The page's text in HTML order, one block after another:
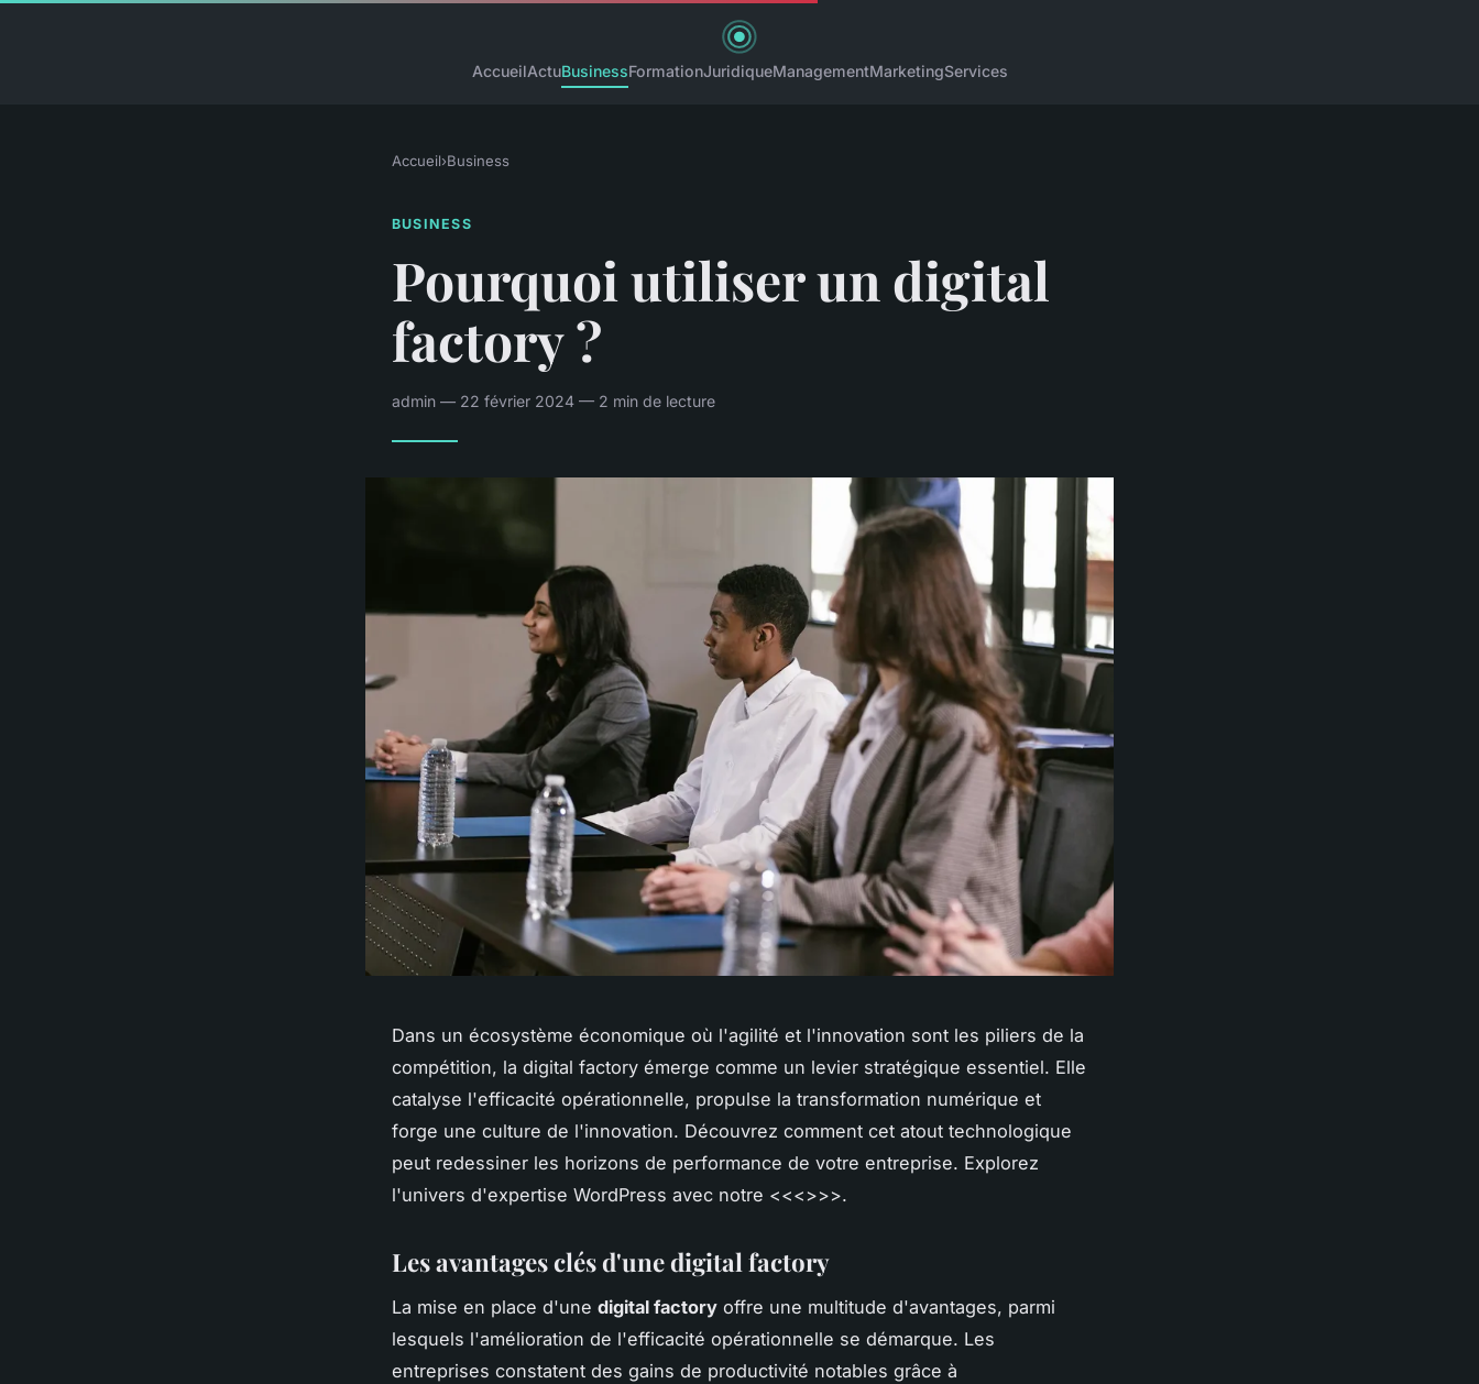
AccueilActuBusinessFormationJuridiqueManagementMarketingServices
Accueil›Business
BUSINESS
Pourquoi utiliser un digital
factory ?
admin — 22 février 2024 — 2 min de lecture
Dans un écosystème économique où l'agilité et l'innovation sont les piliers de la
compétition, la digital factory émerge comme un levier stratégique essentiel. Elle
catalyse l'efficacité opérationnelle, propulse la transformation numérique et
forge une culture de l'innovation. Découvrez comment cet atout technologique
peut redessiner les horizons de performance de votre entreprise. Explorez
l'univers d'expertise WordPress avec notre <<<>>>.
Les avantages clés d'une digital factory
La mise en place d'une digital factory offre une multitude d'avantages, parmi
lesquels l'amélioration de l'efficacité opérationnelle se démarque. Les
entreprises constatent des gains de productivité notables grâce à